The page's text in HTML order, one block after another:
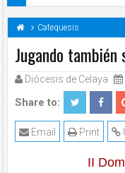
14 de Noviembre de
Catequesis
Jugando también
Diócesis de Celaya
Share to:
Print
Email
II